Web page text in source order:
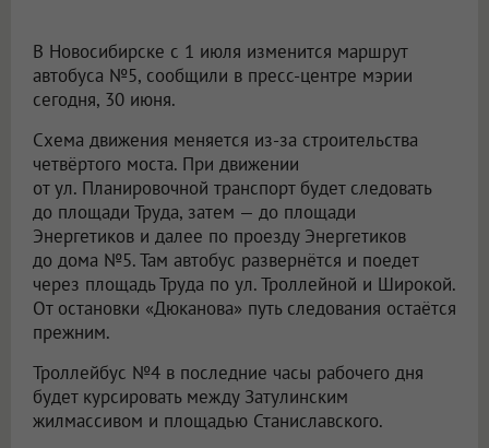
В Новосибирске с 1 июля изменится маршрут
автобуса №5, сообщили в пресс-центре мэрии
сегодня, 30 июня.
Схема движения меняется из-за строительства
четвёртого моста. При движении
от ул. Планировочной транспорт будет следовать
до площади Труда, затем — до площади
Энергетиков и далее по проезду Энергетиков
до дома №5. Там автобус развернётся и поедет
через площадь Труда по ул. Троллейной и Широкой.
От остановки «Дюканова» путь следования остаётся
прежним.
Троллейбус №4 в последние часы рабочего дня
будет курсировать между Затулинским
жилмассивом и площадью Станиславского.